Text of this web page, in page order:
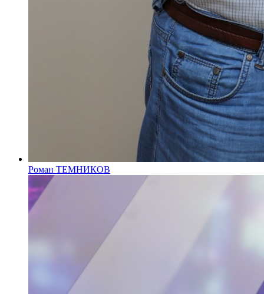
Роман ТЕМНИКОВ